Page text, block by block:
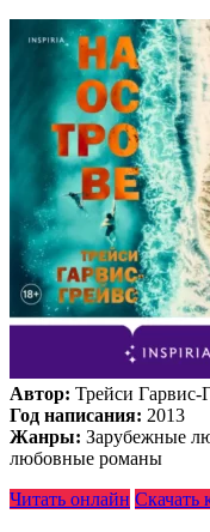
Автор: Трейси Гарвис-
Год написания: 2013
Жанры: Зарубежные
любовные романы
Читать онлайн Скачать